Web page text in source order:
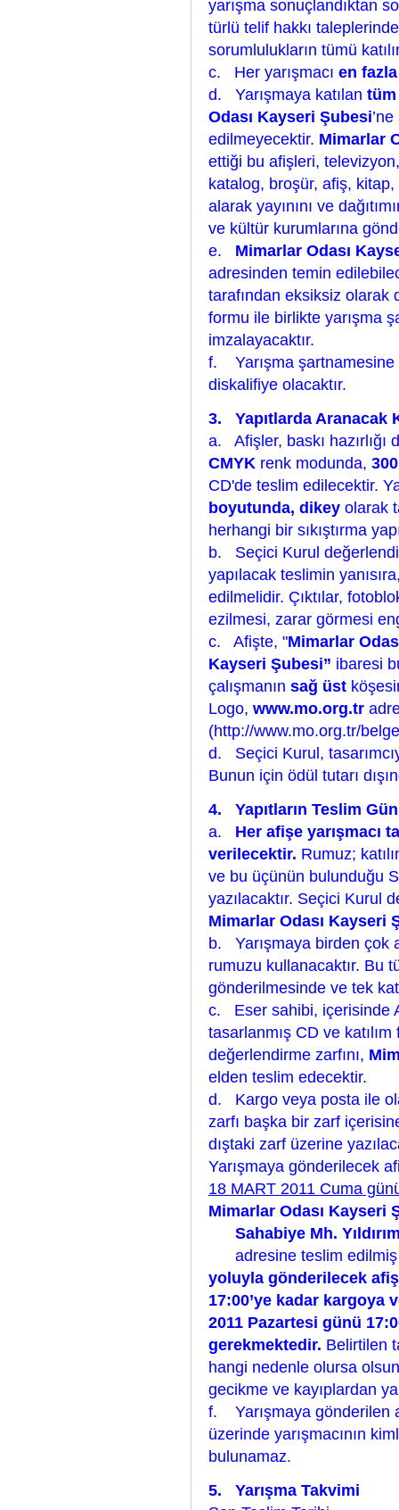
yarışma sonuçlandıktan
türlü telif hakkı
sorumlulukların tümü
c. Her yarışmacı en
d. Yarışmaya katılan
Odası Kayseri Şubesi
edilmeyecektir. Mimarlar
ettiği bu afişleri,
katalog, broşür, afiş,
alarak yayınını ve
ve kültür kurumlarına
e. Mimarlar Odası
adresinden temin
tarafından eksiksiz olarak
formu ile birlikte yarışma
imzalayacaktır.
f. Yarışma şartnamesine
diskalifiye olacaktır.
3. Yapıtlarda Aranacak
a. Afişler, baskı
CMYK renk modunda,
CD'de teslim edilecektir.
boyutunda, dikey olarak
herhangi bir sıkıştırma
b. Seçici Kurul
yapılacak teslimin
edilmelidir. Çıktılar,
ezilmesi, zarar görmesi
c. Afişte, "Mimarlar
Kayseri Şubesi” ibaresi
çalışmanın sağ üst
Logo, www.mo.org.tr
(http://www.mo.org.tr/
d. Seçici Kurul,
Bunun için ödül tutarı
4. Yapıtların Teslim
a. Her afişe yarışmacı
verilecektir. Rumuz;
ve bu üçünün bulunduğu
yazılacaktır. Seçici Kurul
Mimarlar Odası Kayseri
b. Yarışmaya birden çok
rumuzu kullanacaktır. Bu
gönderilmesinde ve tek
c. Eser sahibi, içerisinde
tasarlanmış CD ve
değerlendirme zarfını,
elden teslim edecektir.
d. Kargo veya posta ile
zarfı başka bir zarf
dıştaki zarf üzerine
Yarışmaya gönderilecek
18 MART 2011 Cuma
Mimarlar Odası Kayseri
Sahabiye Mh.
adresine teslim edilmiş
yoluyla gönderilecek
17:00’ye kadar kargoya
2011 Pazartesi günü
gerekmektedir. Belirtilen
hangi nedenle olursa
gecikme ve kayıplardan
f. Yarışmaya gönderilen
üzerinde yarışmacının
bulunamaz.
5. Yarışma Takvimi